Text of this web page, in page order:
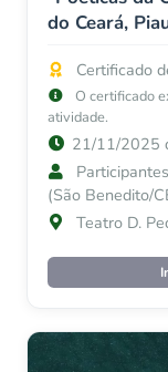
do Ceará,
Certificado
O certificado
atividade.
21/11/2025
(São Benedito/
Teatro D.